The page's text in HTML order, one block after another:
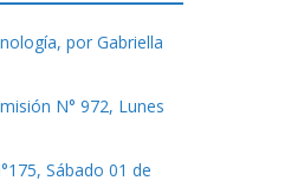
por Gabriella
N° 972, Lunes
Sábado 01 de